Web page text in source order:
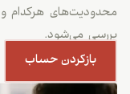
محدودیت‌های هرکدام
بررسی می‌شود.
بازکردن حساب